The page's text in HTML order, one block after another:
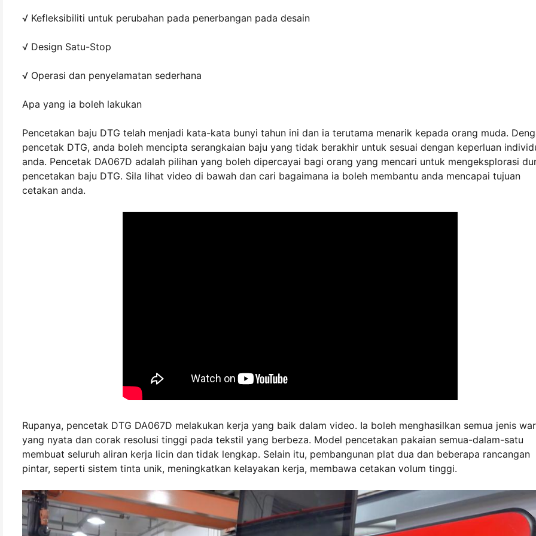
√ Kefleksibiliti untuk perubahan pada penerbangan pada desain
√ Design Satu-Stop
√ Operasi dan penyelamatan sederhana
Apa yang ia boleh lakukan
Pencetakan baju DTG telah menjadi kata-kata bunyi tahun ini dan ia terutama menarik kepada orang muda.
pencetak DTG, anda boleh mencipta serangkaian baju yang tidak berakhir untuk sesuai dengan keperluan
anda. Pencetak DA067D adalah pilihan yang boleh dipercayai bagi orang yang mencari untuk mengeksplorasi
pencetakan baju DTG. Sila lihat video di bawah dan cari bagaimana ia boleh membantu anda mencapai tujuan
cetakan anda.
Rupanya, pencetak DTG DA067D melakukan kerja yang baik dalam video. Ia boleh menghasilkan semua jenis
yang nyata dan corak resolusi tinggi pada tekstil yang berbeza. Model pencetakan pakaian semua-dalam-satu
membuat seluruh aliran kerja licin dan tidak lengkap. Selain itu, pembangunan plat dua dan beberapa rancangan
pintar, seperti sistem tinta unik, meningkatkan kelayakan kerja, membawa cetakan volum tinggi.